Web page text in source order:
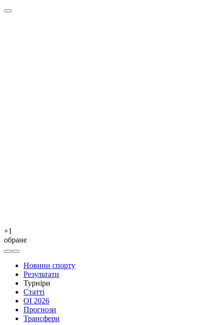
+1
обране
Новини спорту
Результати
Турніри
Статті
ОІ 2026
Прогнози
Трансфери